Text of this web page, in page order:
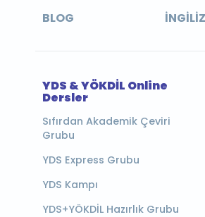
BLOG
YDS & YÖKDİL Online
Dersler
Sıfırdan Akademik Çeviri
Grubu
YDS Express Grubu
YDS Kampı
YDS+YÖKDİL Hazırlık Grubu